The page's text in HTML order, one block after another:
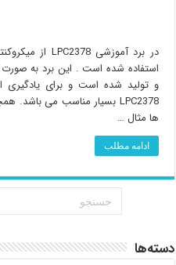
استفاده شده است . این برد به
و تولید شده است و برای یادگیری
ها مثال …
ادامه مطلب
دسته‌ها